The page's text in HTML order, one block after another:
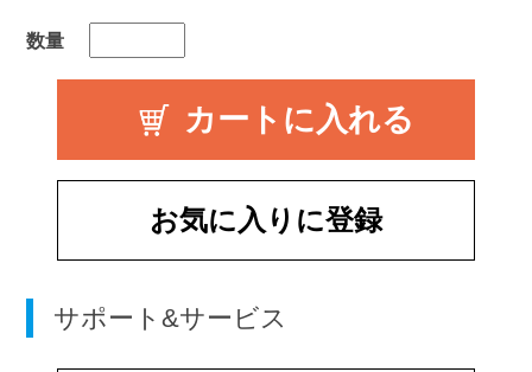
数量
お気に入りに登録
サポート&サービス